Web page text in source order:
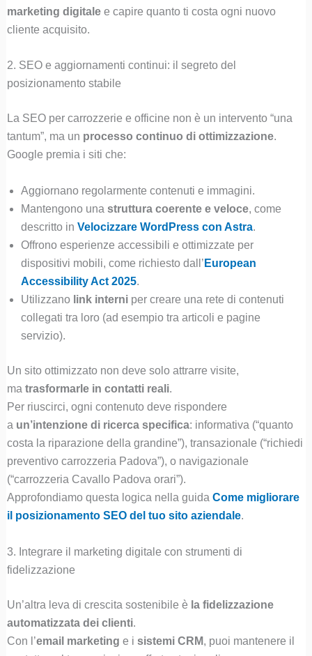
marketing digitalee capire quanto ti costa ogni nuovo
cliente acquisito.
2. SEO e aggiornamenti continui: il segreto del
posizionamento stabile
La SEO per carrozzerie e officine non è un intervento “una
tantum”, ma un processo continuo di ottimizzazione.
Google premia i siti che:
Aggiornano regolarmente contenuti e immagini.
Mantengono una struttura coerente e veloce, come
descritto in Velocizzare WordPress con Astra.
Offrono esperienze accessibili e ottimizzate per
dispositivi mobili, come richiesto dall’ European
Accessibility Act 2025.
Utilizzano link interniper creare una rete di contenuti
collegati tra loro (ad esempio tra articoli e pagine
servizio).
Un sito ottimizzato non deve solo attrarre visite,
ma trasformarle in contatti reali.
Per riuscirci, ogni contenuto deve rispondere
a un’intenzione di ricerca specifica: informativa (“quanto
costa la riparazione della grandine”), transazionale (“richiedi
preventivo carrozzeria Padova”), o navigazionale
(“carrozzeria Cavallo Padova orari”).
Approfondiamo questa logica nella guida Come migliorare
il posizionamento SEO del tuo sito aziendale.
3. Integrare il marketing digitale con strumenti di
fidelizzazione
Un’altra leva di crescita sostenibile è la fidelizzazione
automatizzata dei clienti.
Con l’email marketing e i sistemi CRM, puoi mantenere il